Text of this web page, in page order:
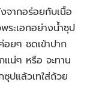
จากอร่อยกับเนื้อ
ระเอกอย่างน้ำซุป
ยๆ ซดเข้าปาก
แน่ๆ หรือ จะทาน
ซุปแล้วเทใส่ถ้วย